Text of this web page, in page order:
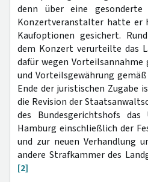
denn über eine
Konzertveranstalter hatte er
Kaufoptionen gesichert.
dem Konzert verurteilte das
dafür wegen
und Vorteilsgewährung
Ende der juristischen Zugabe
die Revision der
des Bundesgerichtshofs
Hamburg einschließlich der
und zur neuen Verhandlung
andere Strafkammer des
[2]